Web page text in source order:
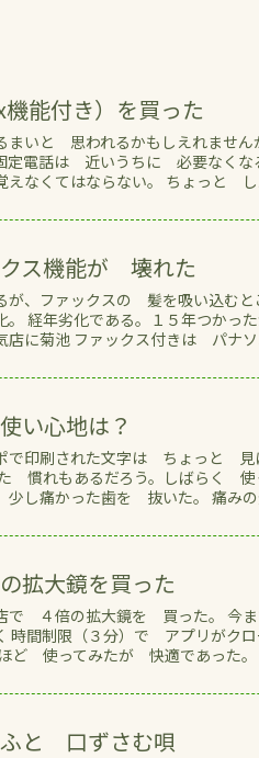
能付き）を買った
いと 思われるかもしえれませ
定電話は 近いうちに 必要なくな
なくてはならない。 ちょっと し
ス機能が 壊れた
が、ファックスの 髪を吸い込む
経年劣化である。１５年つかっ
に菊池 ファックス付きは パナ
い心地は？
で印刷された文字は ちょっと
慣れもあるだろう。しばらく
痛かった歯を 抜いた。 痛み
拡大鏡を買った
４倍の拡大鏡を 買った。 今
時間制限（３分）で アプリがク
ど 使ってみたが 快適であった
と 口ずさむ唄